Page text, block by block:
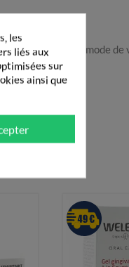
et d’un mode de
les
liés aux
sur
ainsi que